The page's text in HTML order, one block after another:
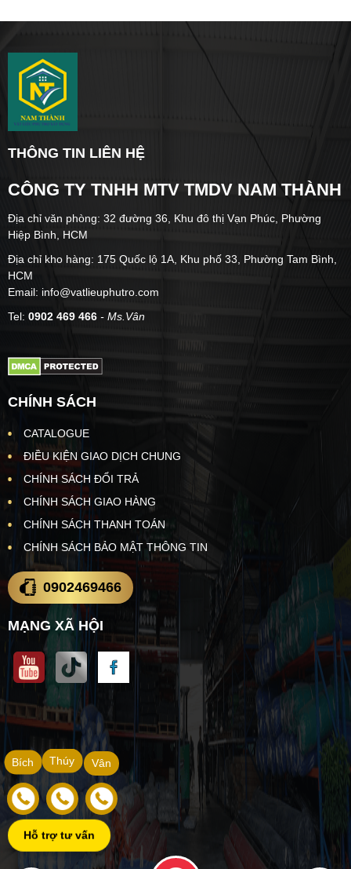
THÔNG TIN LIÊN HỆ
CÔNG TY TNHH MTV TMDV NAM THÀNH
Địa chỉ văn phòng: 32 đường 36, Khu đô thị Vạn Phúc, Phường
Hiệp Bình, HCM
Địa chỉ kho hàng: 175 Quốc lộ 1A, Khu phố 33, Phường Tam Bình,
HCM
Email: info@vatlieuphutro.com
Tel: 0902 469 466 - Ms.Vân
CHÍNH SÁCH
CATALOGUE
ĐIỀU KIỆN GIAO DỊCH CHUNG
CHÍNH SÁCH ĐỔI TRẢ
CHÍNH SÁCH GIAO HÀNG
CHÍNH SÁCH THANH TOÁN
CHÍNH SÁCH BẢO MẬT THÔNG TIN
0902469466
MẠNG XÃ HỘI
Vân
Thúy
Bích
Hỗ trợ tư vấn